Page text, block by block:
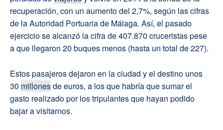
recuperación, con un aumento del 2,7%, según las cifras
de la Autoridad Portuaria de Málaga. Así, el pasado
ejercicio se alcanzó la cifra de 407.870 cruceristas pese
a que llegaron 20 buques menos (hasta un total de 227).
Estos pasajeros dejaron en la ciudad y el destino unos
30 millonesde euros, a los que habría que sumar el
gasto realizado por los tripulantes que hayan podido
bajar a visitarnos.